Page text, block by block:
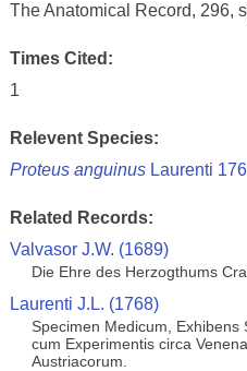
The Anatomical Record, 296,
Times Cited:
1
Relevent Species:
Proteus anguinusLaurenti
Related Records:
Valvasor J.W. (1689)
Die Ehre des Herzogthums
Laurenti J.L. (1768)
Specimen Medicum,
cum Experimentis circa
Austriacorum.